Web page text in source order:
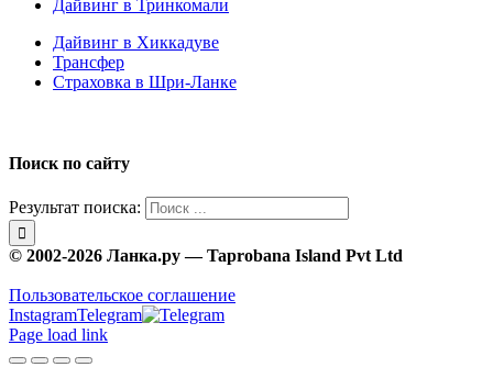
Дайвинг в Тринкомали
Дайвинг в Хиккадуве
Трансфер
Страховка в Шри-Ланке
Поиск по сайту
Результат поиска:
© 2002-2026 Ланка.ру — Taprobana Island Pvt Ltd
Пользовательское соглашение
InstagramTelegram
Page load link